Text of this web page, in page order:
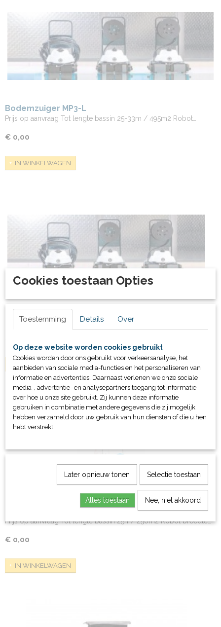
Bodemzuiger MP3-L
Prijs op aanvraag Tot lengte bassin 25-33m / 495m2 Robot…
€ 0,00
IN WINKELWAGEN
Bodemzuiger MP3-M
Prijs op aanvraag Tot lengte bassin 25m / 350m2 Robot…
IN WINKELWAGEN
Bodemzuiger Peps200
Prijs op aanvraag Tot lengte bassin 25m/ 250m2 Robot breedte…
€ 0,00
IN WINKELWAGEN
Cookies toestaan Opties
Toestemming Details Over
Op deze website worden cookies gebruikt
Cookies worden door ons gebruikt voor verkeersanalyse, het
aanbieden van sociale media-functies en het personaliseren van
informatie en advertenties. Daarnaast verlenen we onze sociale
media-, advertentie- en analysepartners toegang tot informatie
over hoe u onze site gebruikt. Zij kunnen deze informatie
gebruiken in combinatie met andere gegevens die zij mogelijk
hebben verzameld door uw gebruik van hun diensten of die u hen
hebt verstrekt.
Later opnieuw tonen Selectie toestaan
Alles toestaan Nee, niet akkoord